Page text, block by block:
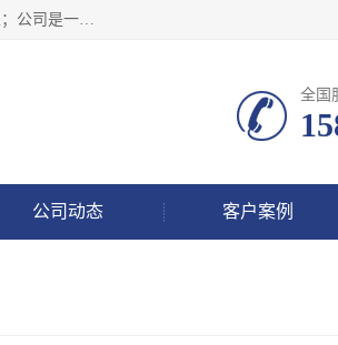
深圳市鼎尊时代科技有限公司主要从事：IP网络定压广播功放厂家、IP网络防水音柱厂家、校园IP网络广播系统厂家；公司是一家集研发、生产、销售公共广播器材于一体的现代电子科技企业。公司成立多年来，本着“自主研发技术、开拓稳定的产品”的宗旨，集多年的行业经验，引航广播行业的迅猛发展，使产品能够适应时代技术发展的需要。
全国
公司动态 客户案例